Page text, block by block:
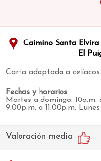
Caimino Santa
El
Carta adaptada a celíacos.
Fechas y horarios
Martes a domingo: 10a.m.
9:00p.m. a 11:00p.m.
Valoración media